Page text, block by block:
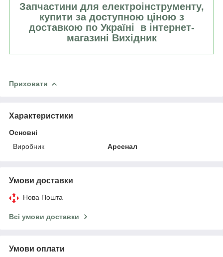
Запчастини для електроінструменту,
купити за доступною ціною з
доставкою по Україні в інтернет-
магазині Вихідник
Приховати
Характеристики
Основні
Виробник
Арсенал
Умови доставки
Нова Пошта
Всі умови доставки
Умови оплати